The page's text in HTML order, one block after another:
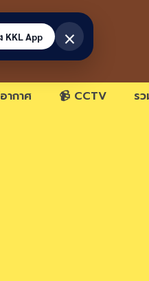
ากาศ 📹 CCTV ร
KKL App ×